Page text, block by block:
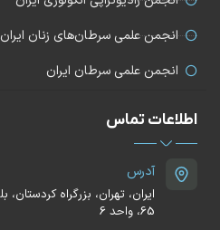
انجمن علمی سرطان‌های زنان ایران
انجمن علمی سرطان ایران
اطلاعات تماس
آدرس
65، واحد 6